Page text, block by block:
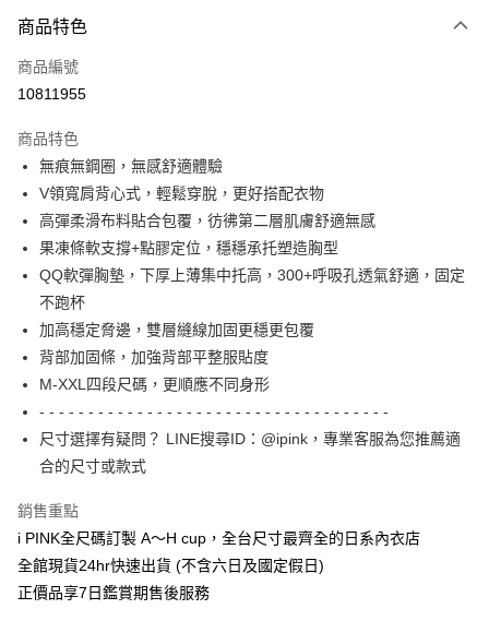
信用卡一次付款
信用卡分期付款
合作金庫商業銀行
華南商業銀行
上海商業儲蓄銀行
台北富邦商業銀行
國泰世華商業銀行
兆豐國際商業銀行
臺灣中小企業銀行
台中商業銀行
匯豐（台灣）商業銀行
華泰商業銀行
聯邦商業銀行
遠東國際商業銀行
元大商業銀行
玉山商業銀行
星展（台灣）商業銀行
台新國際商業銀行
中國信託商業銀行
台灣樂天信用卡公司
6 期 0 利率 每期
華南商業銀行
彰化商業銀行
上海商業儲蓄銀行
台北富邦商業銀行
國泰世華商業銀行
兆豐國際商業銀行
臺灣中小企業銀行
台中商業銀行
匯豐（台灣）商業銀行
聯邦商業銀行
遠東國際商業銀行
元大商業銀行
永豐商業銀行
玉山商業銀行
星展（台灣）商業銀行
台新國際商業銀行
中國信託商業銀行
台灣樂天信用卡公司
超商取貨付款
LINE Pay
Apple Pay
街口支付
AFTEE先享後付
相關說明
便利好安心！
１．簡單：不需註冊會員、不需綁卡、不需儲值。
【「AFTEE先享後付」結帳流程】
１．於結帳方式選擇「AFTEE先享後付」後，將跳轉至「AFTEE先享後付」
結帳頁面，進行簡訊認證並確認金額後，即可完成結帳。
２．訂單成立數日內，您將收到繳費通知簡訊。
運送方式
全家取貨付款
付款後全家取貨
每筆NT$80，滿NT$1,000(含以上)免運費
7-11取貨付款
商品特色
商品編號
10811955
商品特色
無痕無鋼圈，無感舒適體驗
V領寬肩背心式，輕鬆穿脫，更好搭配衣物
高彈柔滑布料貼合包覆，彷彿第二層肌膚舒適無感
果凍條軟支撐+點膠定位，穩穩承托塑造胸型
QQ軟彈胸墊，下厚上薄集中托高，300+呼吸孔透氣舒適，固定
不跑杯
加高穩定脅邊，雙層縫線加固更穩更包覆
背部加固條，加強背部平整服貼度
M-XXL四段尺碼，更順應不同身形
- - - - - - - - - - - - - - - - - - - - - - - - - - - - - - - - - - - -
尺寸選擇有疑問？ LINE搜尋ID：@ipink，專業客服為您推薦適
合的尺寸或款式
銷售重點
i PINK全尺碼訂製 A～H cup，全台尺寸最齊全的日系內衣店
全館現貨24hr快速出貨 (不含六日及國定假日)
正價品享7日鑑賞期售後服務